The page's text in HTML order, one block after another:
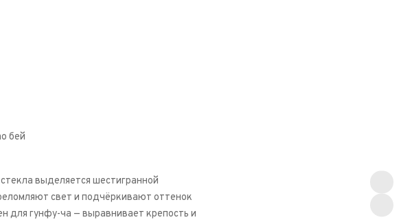
бей
выделяется шестигранной
свет и подчёркивают оттенок
для гунфу-ча — выравнивает крепость и